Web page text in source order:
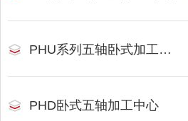
PHU系列五轴卧式加工中心
PHD卧式五轴加工中心